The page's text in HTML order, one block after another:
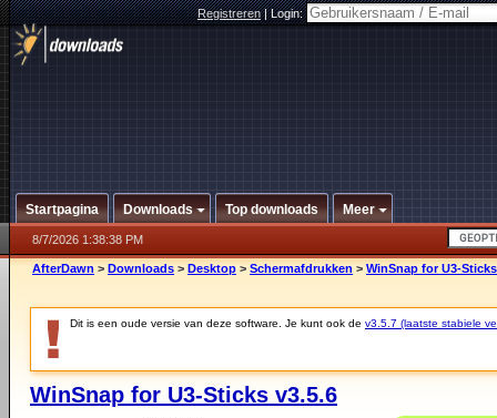
Registreren|Login:
Startpagina Downloads Top downloads Meer
8/7/2026 1:38:38 PM
AfterDawn > Downloads > Desktop > Schermafdrukken > WinSnap for U3-
Dit is een oude versie van deze software. Je kunt ook de v3.5.7 (laatste stabiele
WinSnap for U3-Sticks v3.5.6